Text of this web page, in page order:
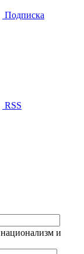
Подписка
RSS
и